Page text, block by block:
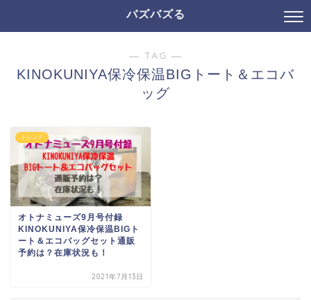
バズバズる
― TAG ―
KINOKUNIYA保冷保温BIGトート＆エコバ
ッグ
トレンド
オトナミューズ9月号付録
KINOKUNIYA保冷保温BIGト
ート＆エコバッグセット通販
予約は？在庫状況も！
2021年7月13日